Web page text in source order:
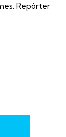
Repórter